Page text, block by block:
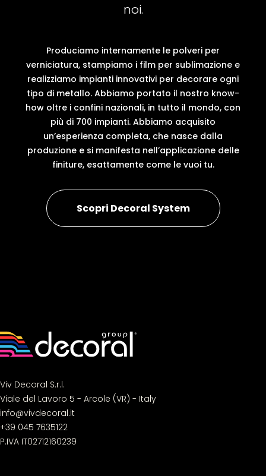
noi.
Produciamo internamente le polveri per
verniciatura, stampiamo i film per sublimazione e
realizziamo impianti innovativi per decorare ogni
tipo di metallo. Abbiamo portato il nostro know-
how oltre i confini nazionali, in tutto il mondo, con
più di 700 impianti. Abbiamo acquisito
un’esperienza completa, che nasce dalla
produzione e si manifesta nell’applicazione delle
finiture, esattamente come le vuoi tu.
Scopri Decoral System
Viv Decoral S.r.l.
Viale del Lavoro 5 - Arcole (VR) - Italy
info@vivdecoral.it
+39 045 7635122
P.IVA IT02712160239